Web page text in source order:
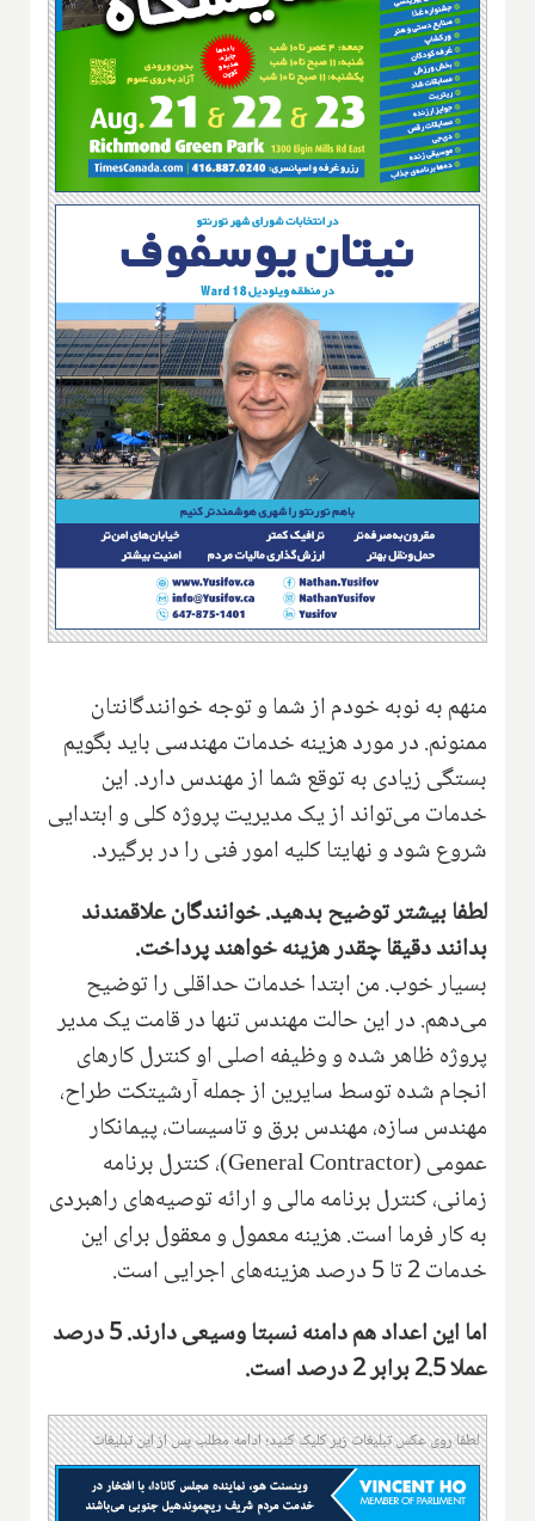
منهم به نوبه خودم از شما و توجه خوانندگانتان
ممنونم. در مورد هزینه خدمات مهندسی باید بگویم
بستگی زیادی به توقع شما از مهندس دارد. این
خدمات می‌تواند از یک مدیریت پروژه کلی و ابتدایی
شروع شود و نهایتا کلیه امور فنی را در ‌بر‌گیرد.
لطفا بیشتر توضیح بدهید. خوانندگان علاقمندند
بدانند دقیقا چقدر هزینه خواهند پرداخت.
بسیار خوب. من ابتدا خدمات حداقلی را توضیح
می‌دهم. در این حالت مهندس تنها در قامت یک مدیر
پروژه ظاهر شده و وظیفه اصلی او کنترل کارهای
انجام شده توسط سایرین از جمله آرشیتکت طراح،
مهندس سازه، مهندس برق و تاسیسات، پیمانکار
عمومی(General Contractor)، کنترل برنامه
زمانی، کنترل برنامه مالی و ارائه توصیه‌های راهبردی
به کار فرما است. هزینه معمول و معقول برای این
خدمات 2 تا 5 درصد هزینه‌های اجرایی است.
اما این اعداد هم دامنه نسبتا وسیعی دارند. 5 درصد
عملا 2.5 برابر 2 درصد است.
لطفا روی عکس تبلیغات زیر کلیک کنید؛ ادامه مطلب پس از این تبلیغات